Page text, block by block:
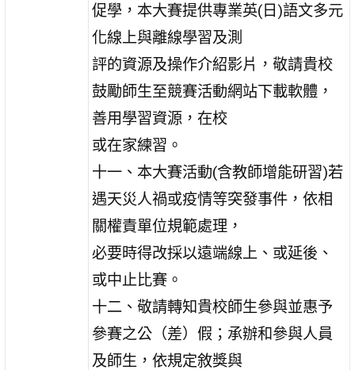
促學，本大賽提供專業英(日)語文多元
化線上與離線學習及測
評的資源及操作介紹影片，敬請貴校
鼓勵師生至競賽活動網站下載軟體，
善用學習資源，在校
或在家練習。
十一、本大賽活動(含教師增能研習)若
遇天災人禍或疫情等突發事件，依相
關權責單位規範處理，
必要時得改採以遠端線上、或延後、
或中止比賽。
十二、敬請轉知貴校師生參與並惠予
參賽之公（差）假；承辦和參與人員
及師生，依規定敘獎與